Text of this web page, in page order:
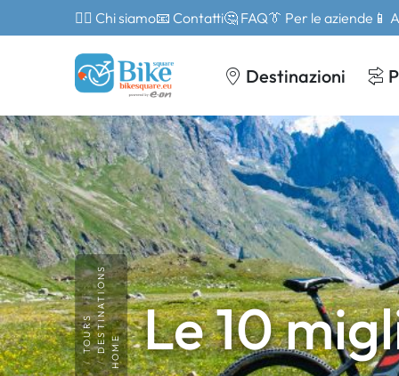
🙎‍♂️ Chi siamo📧 Contatti🤔 FAQ👔 Per le aziende 📱
Destinazioni
Le 10
HOME
DESTINATIONS
TOURS